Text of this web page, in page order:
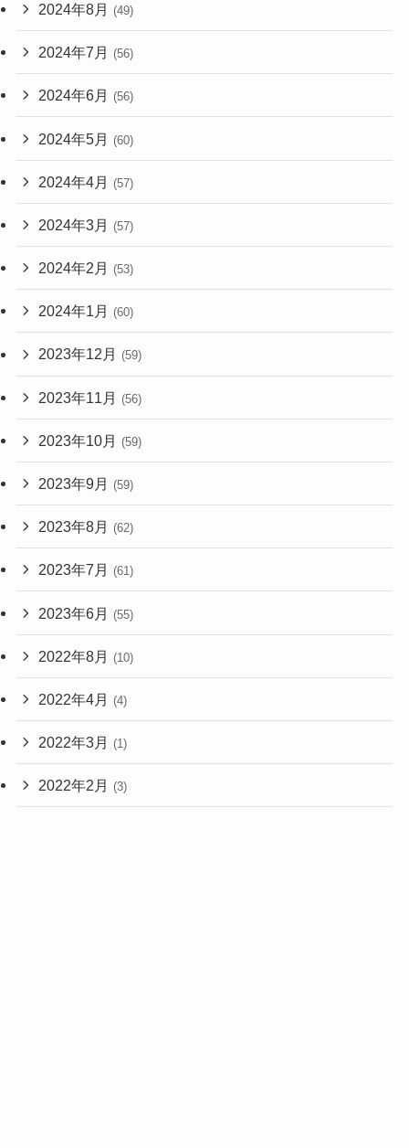
2024年8月 (49)
2024年7月 (56)
2024年6月 (56)
2024年5月 (60)
2024年4月 (57)
2024年3月 (57)
2024年2月 (53)
2024年1月 (60)
2023年12月 (59)
2023年11月 (56)
2023年10月 (59)
2023年9月 (59)
2023年8月 (62)
2023年7月 (61)
2023年6月 (55)
2022年8月 (10)
2022年4月 (4)
2022年3月 (1)
2022年2月 (3)